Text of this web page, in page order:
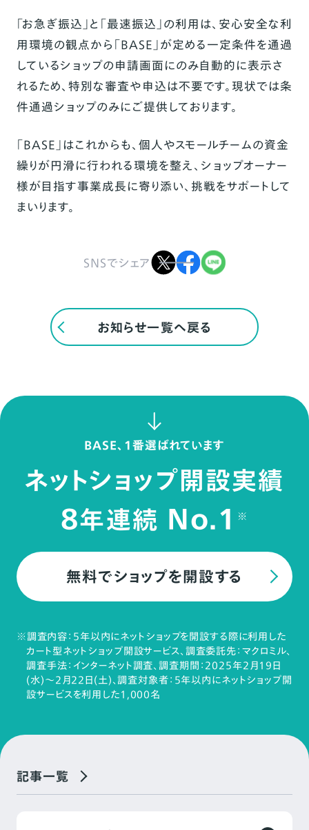
「お急ぎ振込」と「最速振込」の利用は、安心安全な利
用環境の観点から「BASE」が定める一定条件を通過
しているショップの申請画面にのみ自動的に表示さ
れるため、特別な審査や申込は不要です。現状では条
件通過ショップのみにご提供しております。
「BASE」はこれからも、 個人やスモールチームの資金
繰りが円滑に行われる環境を整え、 ショップオーナー
様が目指す事業成長に寄り添い、挑戦をサポートして
まいります。
SNSでシェア
お知らせ一覧へ戻る
BASE、1番選ばれています
ネットショップ開設実績
8年連続 No.1 ※
無料でショップを開設する
※調査内容：5年以内にネットショップを開設する際に利用した
カート型ネットショップ開設サービス、調査委託先：マクロミル、
調査手法：インターネット調査、調査期間：2025年2月19日
(水)～2月22日(土)、調査対象者：5年以内にネットショップ開
設サービスを利用した1,000名
記事一覧